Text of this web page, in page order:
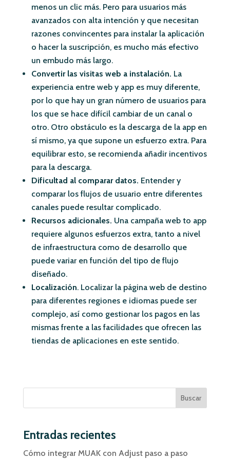
menos un clic más. Pero para usuarios más
avanzados con alta intención y que necesitan
razones convincentes para instalar la aplicación
o hacer la suscripción, es mucho más efectivo
un embudo más largo.
Convertir las visitas web a instalación. La
experiencia entre web y app es muy diferente,
por lo que hay un gran número de usuarios para
los que se hace difícil cambiar de un canal o
otro. Otro obstáculo es la descarga de la app en
sí mismo, ya que supone un esfuerzo extra. Para
equilibrar esto, se recomienda añadir incentivos
para la descarga.
Dificultad al comparar datos. Entender y
comparar los flujos de usuario entre diferentes
canales puede resultar complicado.
Recursos adicionales. Una campaña web to app
requiere algunos esfuerzos extra, tanto a nivel
de infraestructura como de desarrollo que
puede variar en función del tipo de flujo
diseñado.
Localización. Localizar la página web de destino
para diferentes regiones e idiomas puede ser
complejo, así como gestionar los pagos en las
mismas frente a las facilidades que ofrecen las
tiendas de aplicaciones en este sentido.
Buscar
Entradas recientes
Cómo integrar MUAK con Adjust paso a paso